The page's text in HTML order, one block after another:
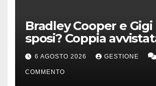
Bradley Cooper e Gigi
sposi? Coppia
anello all’anulare
6 AGOSTO 2026 GESTIONE
COMMENTO